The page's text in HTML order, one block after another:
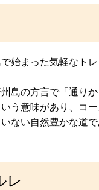
始まった気軽なト
島の方言で「通り
う意味があり、コ
ない自然豊かな道
レ